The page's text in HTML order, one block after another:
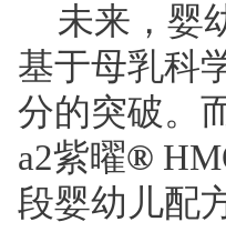
未来，婴
基于母乳科
分的突破。
a2紫曜®
段婴幼儿配